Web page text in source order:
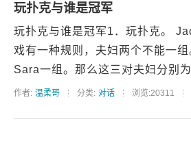
玩扑克与谁是冠军
玩扑克与谁是冠军1．玩扑克。
戏有一种规则，夫妇两个不能一
Sara一组。那么这三对夫妇分别
作者: 温柔哥 分类: 对话 浏览:20311